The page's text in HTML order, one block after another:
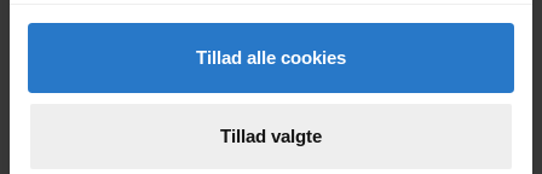
Tillad alle cookies
Tillad valgte
Sikkerhed
Skoleindkvartering